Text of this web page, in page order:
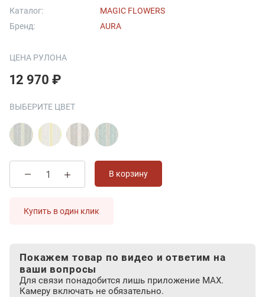
Каталог:
MAGIC FLOWERS
Бренд:
AURA
ЦЕНА РУЛОНА
12 970 ₽
ВЫБЕРИТЕ ЦВЕТ
В корзину
Купить в один клик
Покажем товар по видео и ответим на
ваши вопросы
Для связи понадобится лишь приложение MAX.
Камеру включать не обязательно.